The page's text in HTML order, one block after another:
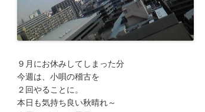
９月にお休みしてしまった分
今週は、小唄の稽古を
２回やることに。
本日も気持ち良い秋晴れ～